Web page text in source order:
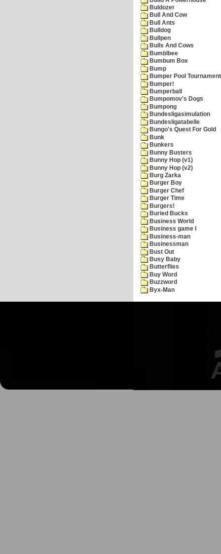
Buldozer
Bull And Cow
Bull Ants
Bulldog
Bullpen
Bulls And Cows
Bumblbee
Bumbum Box
Bump
Bumper Pool Tournament
Bumper!
Bumperball
Bumpomov's Dogs
Bumpong
Bundesligasimulation
Bundesligatabelle
Bungo's Quest For Gold
Bunk
Bunkers
Bunny Busters
Bunny Hop (v1)
Bunny Hop (v2)
Burg Zarka
Burger Boy
Burger Chef
Burger Time
Burgers!
Buried Bucks
Business World
Business game I
Business-man
Businessman
Bust Out
Busy Baby
Butterflies
Buy Word
Buzzword
Byx-Man